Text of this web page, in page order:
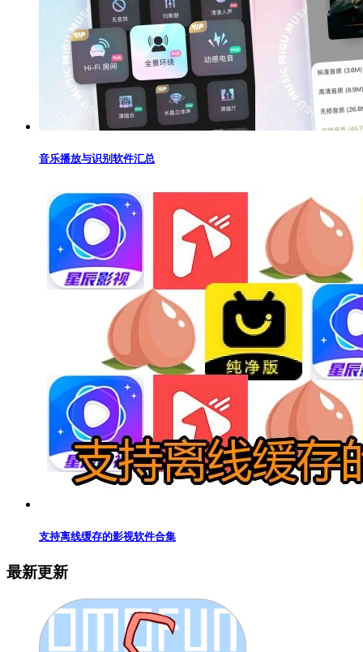
音乐播放与识别软件汇总
支持离线缓存的影视软件合集
最新更新